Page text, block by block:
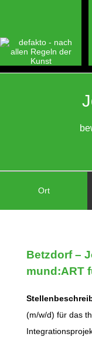
Ort
Betzdorf–
mund:ART
(m/w/d) für das